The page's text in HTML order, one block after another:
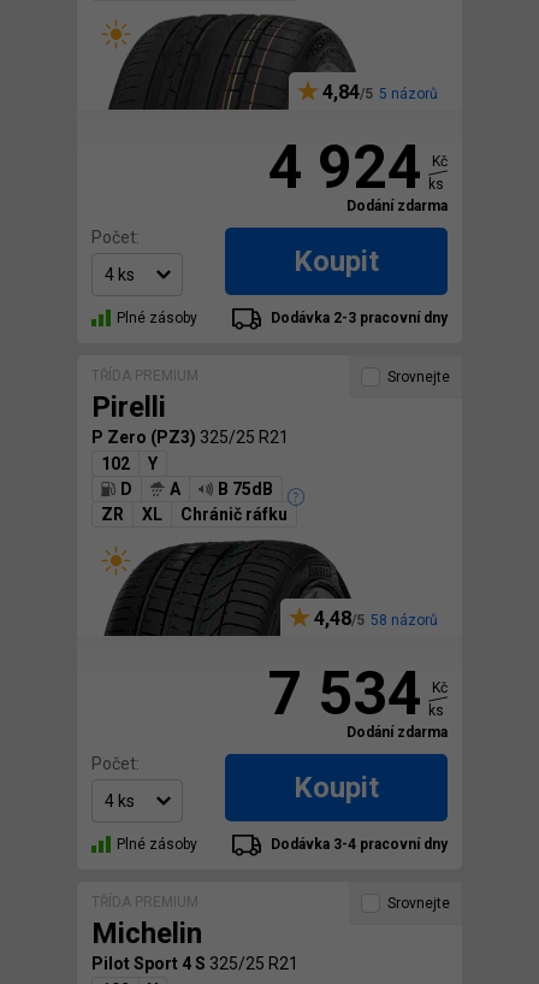
4,84 5 názorů
4 924
Kč
ks
Dodání zdarma
Počet:
Koupit
Plné zásoby Dodávka 2-3 pracovní dny
TŘÍDA PREMIUM
Pirelli
P Zero (PZ3) 325/25 R21
102
Y
D
A
B 75dB
ZR
XL Chránič ráfku
4,48 58 názorů
Srovnejte
7 534
Kč
ks
Dodání zdarma
Počet:
Koupit
Plné zásoby Dodávka 3-4 pracovní dny
TŘÍDA PREMIUM
Michelin
Pilot Sport 4 S 325/25 R21
Srovnejte